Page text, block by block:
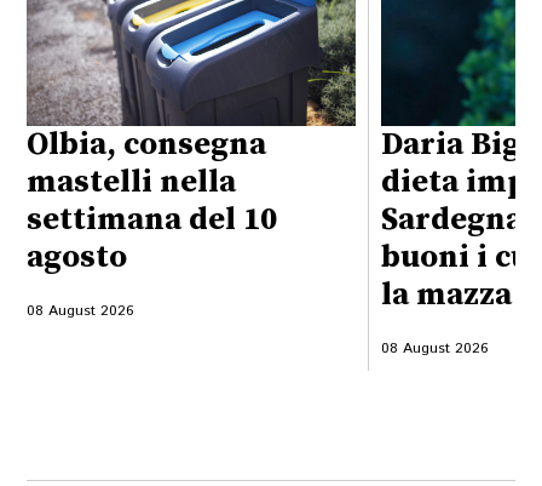
Olbia, consegna
mastelli nella
settimana del 10
agosto
08 August 2026
Daria
dieta
Sardegna:
buoni i
la mazza
08 August 2026